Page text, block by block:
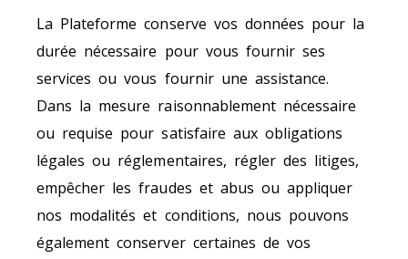
La Plateforme conserve vos données pour la
durée nécessaire pour vous fournir ses
services ou vous fournir une assistance.
Dans la mesure raisonnablement nécessaire
ou requise pour satisfaire aux obligations
légales ou réglementaires, régler des litiges,
empêcher les fraudes et abus ou appliquer
nos modalités et conditions, nous pouvons
également conserver certaines de vos